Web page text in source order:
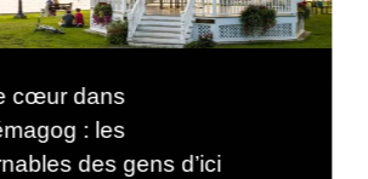
cœur dans
: les
des gens d’ici